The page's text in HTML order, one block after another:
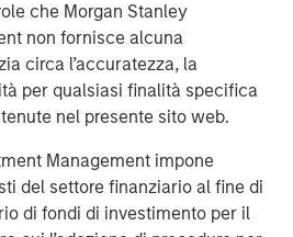
che Morgan Stanley
non fornisce alcuna
circa l’accuratezza, la
per qualsiasi finalità specifica
nel presente sito web.
Management impone
del settore finanziario al fine di
di fondi di investimento per il
Investing (MSREI) is the global
management business of
the most active property
over three decades, MSREI
approach through global
and regional core / core-plus
With 17 offices
and Asia, regional teams of